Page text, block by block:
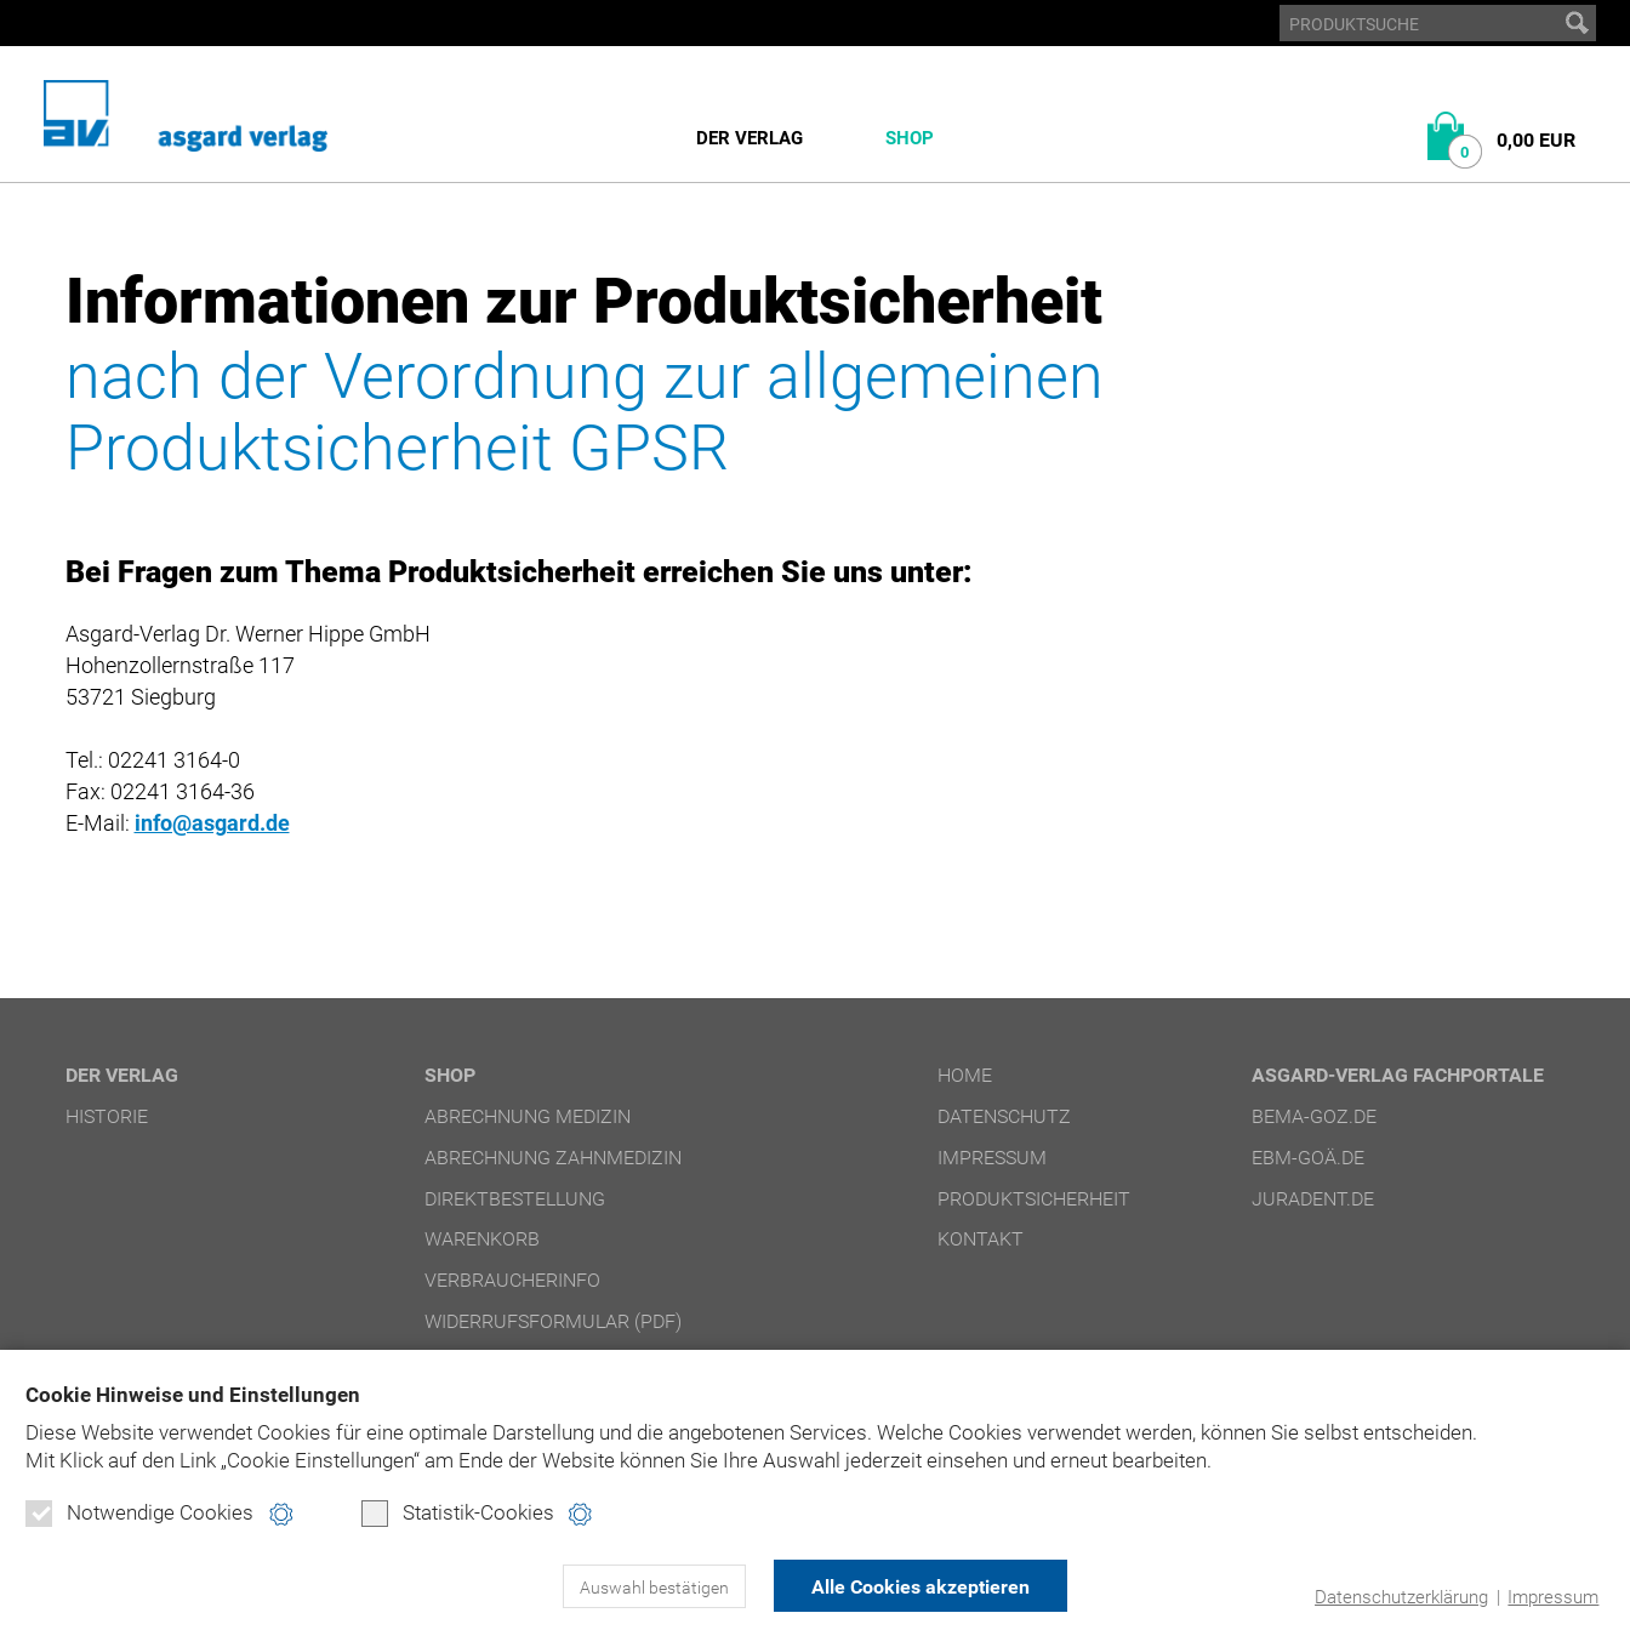
Cookie Hinweise und Einstellungen
Diese Website verwendet Cookies für eine optimale Darstellung und die angebotenen Services. Welche Cookies verwendet werden, können Sie selbst entscheiden.
Mit Klick auf den Link „Cookie Einstellungen“ am Ende der Website können Sie Ihre Auswahl jederzeit einsehen und erneut bearbeiten.
Notwendige Cookies Statistik-Cookies
Auswahl bestätigen Alle Cookies akzeptieren Datenschutzerklärung | Impressum
DER VERLAG SHOP
0 0,00 EUR
Informationen zur Produktsicherheit
nach der Verordnung zur allgemeinen
Produktsicherheit GPSR
Bei Fragen zum Thema Produktsicherheit erreichen Sie uns unter:
Asgard-Verlag Dr. Werner Hippe GmbH
Hohenzollernstraße 117
53721 Siegburg
Tel.: 02241 3164-0
Fax: 02241 3164-36
E-Mail: info@asgard.de
DER VERLAG
HISTORIE
SHOP
ABRECHNUNG MEDIZIN
ABRECHNUNG ZAHNMEDIZIN
DIREKTBESTELLUNG
WARENKORB
VERBRAUCHERINFO
WIDERRUFSFORMULAR (PDF)
HOME
DATENSCHUTZ
IMPRESSUM
PRODUKTSICHERHEIT
KONTAKT
ASGARD-VERLAG FACHPORTALE
BEMA-GOZ.DE
EBM-GOÄ.DE
JURADENT.DE